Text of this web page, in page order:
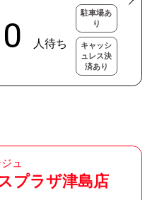
駐車場あ
り
キャッシ
ュレス決
済あり
ュ
プラザ津島店